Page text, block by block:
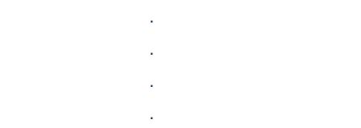
.
.
.
.